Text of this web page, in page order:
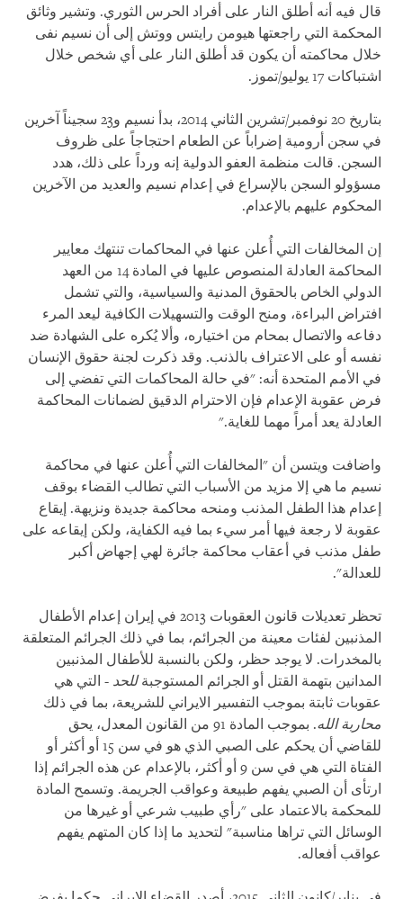
قال فيه أنه أطلق النار على أفراد الحرس الثوري. وتشير وثائق
المحكمة التي راجعتها هيومن رايتس ووتش إلى أن نسيم نفى
خلال محاكمته أن يكون قد أطلق النار على أي شخص خلال
اشتباكات 17 يوليو/تموز.
بتاريخ 20 نوفمبر/تشرين الثاني 2014، بدأ نسيم و23 سجيناً آخرين
في سجن أرومية إضراباً عن الطعام احتجاجاً على ظروف
السجن. قالت منظمة العفو الدولية إنه ورداً على ذلك، هدد
مسؤولو السجن بالإسراع في إعدام نسيم والعديد من الآخرين
المحكوم عليهم بالإعدام.
إن المخالفات التي أُعلن عنها في المحاكمات تنتهك معايير
المحاكمة العادلة المنصوص عليها في المادة 14 من العهد
الدولي الخاص بالحقوق المدنية والسياسية، والتي تشمل
افتراض البراءة، ومنح الوقت والتسهيلات الكافية ليعد المرء
دفاعه والاتصال بمحام من اختياره، وألا يُكره على الشهادة ضد
نفسه أو على الاعتراف بالذنب. وقد ذكرت لجنة حقوق الإنسان
في الأمم المتحدة أنه: "في حالة المحاكمات التي تفضي إلى
فرض عقوبة الإعدام فإن الاحترام الدقيق لضمانات المحاكمة
العادلة يعد أمراً مهما للغاية."
واضافت ويتسن أن "المخالفات التي أُعلن عنها في محاكمة
نسيم ما هي إلا مزيد من الأسباب التي تطالب القضاء بوقف
إعدام هذا الطفل المذنب ومنحه محاكمة جديدة ونزيهة. إيقاع
عقوبة لا رجعة فيها أمر سيء بما فيه الكفاية، ولكن إيقاعه على
طفل مذنب في أعقاب محاكمة جائرة لهي إجهاض أكبر
للعدالة".
تحظر تعديلات قانون العقوبات 2013 في إيران إعدام الأطفال
المذنبين لفئات معينة من الجرائم، بما في ذلك الجرائم المتعلقة
بالمخدرات. لا يوجد حظر، ولكن بالنسبة للأطفال المذنبين
المدانين بتهمة القتل أو الجرائم المستوجبةللحد - التي هي
عقوبات ثابتة بموجب التفسير الايراني للشريعة، بما في ذلك
محاربة الله
. بموجب المادة 91 من القانون المعدل، يحق
للقاضي أن يحكم على الصبي الذي هو في سن 15 أو أكثر أو
الفتاة التي هي في سن 9 أو أكثر، بالإعدام عن هذه الجرائم إذا
ارتأى أن الصبي يفهم طبيعة وعواقب الجريمة. وتسمح المادة
للمحكمة بالاعتماد على "رأي طبيب شرعي أو غيرها من
الوسائل التي تراها مناسبة" لتحديد ما إذا كان المتهم يفهم
عواقب أفعاله.